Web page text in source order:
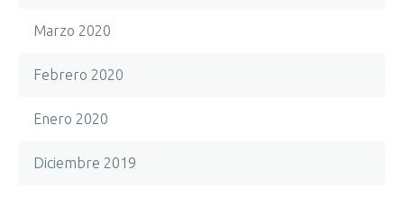
Marzo 2020
Febrero 2020
Enero 2020
Diciembre 2019